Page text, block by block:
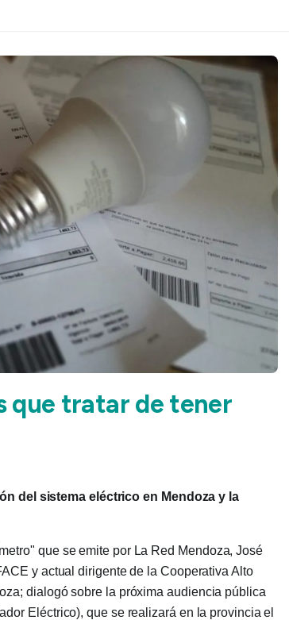
que tratar de tener
del sistema eléctrico en Mendoza y la
que se emite por La Red Mendoza, José
y actual dirigente de la Cooperativa Alto
dialogó sobre la próxima audiencia pública
Eléctrico), que se realizará en la provincia el